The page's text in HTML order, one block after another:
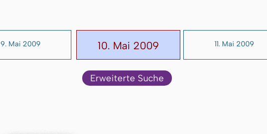
9. Mai 2009 10. Mai 2009 11. Mai 2009
Erweiterte Suche